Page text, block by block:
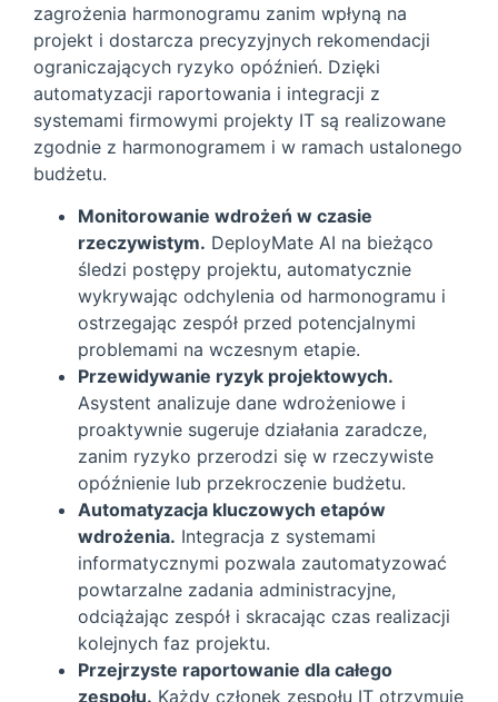
zagrożenia harmonogramu zanim wpłyną na
projekt i dostarcza precyzyjnych rekomendacji
ograniczających ryzyko opóźnień. Dzięki
automatyzacji raportowania i integracji z
systemami firmowymi projekty IT są realizowane
zgodnie z harmonogramem i w ramach ustalonego
budżetu.
Monitorowanie wdrożeń w czasie
rzeczywistym. DeployMate AI na bieżąco
śledzi postępy projektu, automatycznie
wykrywając odchylenia od harmonogramu i
ostrzegając zespół przed potencjalnymi
problemami na wczesnym etapie.
Przewidywanie ryzyk projektowych.
Asystent analizuje dane wdrożeniowe i
proaktywnie sugeruje działania zaradcze,
zanim ryzyko przerodzi się w rzeczywiste
opóźnienie lub przekroczenie budżetu.
Automatyzacja kluczowych etapów
wdrożenia. Integracja z systemami
informatycznymi pozwala zautomatyzować
powtarzalne zadania administracyjne,
odciążając zespół i skracając czas realizacji
kolejnych faz projektu.
Przejrzyste raportowanie dla całego
zespołu. Każdy członek zespołu IT otrzymuje